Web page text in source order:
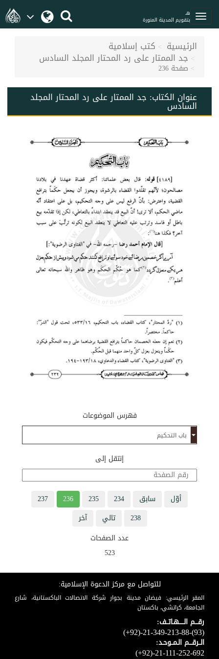
هـ
بتقويم المدينة المنورة
الرئيسية كتب إسلامية
جد الممتار على رد المحتار المجلد السادس
صفحة 236
عنوان الكتاب: جد الممتار على رد المحتار المجلد
السادس
فهرس الموضوعات
إنتقل إلى
أوّل سابق 234
235
236
237
238
تالي
آخر
عدد الصفحات
523
للتواصل مع مركز الدعوة الإسلامية:
المقر الرئيسي: فيضان مدينة بجوار شركة الاتصالات الباكستانية، شارع
الجامعة، كراتشي، باكستان
رقـــم الـــــهـاتــف:
(+92)-21-349-213-88-(93)
الــرقـــم الـمــوحـد:
(+92)-21-111-252-692